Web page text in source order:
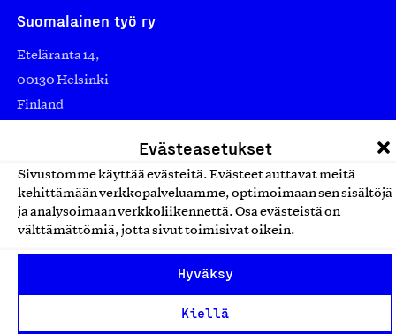
Evästeasetukset
Sivustomme käyttää evästeitä. Evästeet auttavat meitä
kehittämään verkkopalveluamme, optimoimaan sen sisältöjä
ja analysoimaan verkkoliikennettä. Osa evästeistä on
välttämättömiä, jotta sivut toimisivat oikein.
Hyväksy
Kiellä
Suomalainen työ ry
Eteläranta 14,
00130 Helsinki
Finland
laskutus@suomalainentyo.fi
Avainlippu